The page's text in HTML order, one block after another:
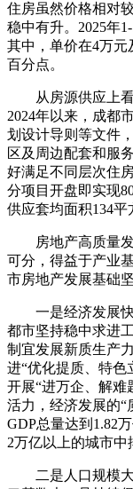
住房虽然价格相对
稳中有升。2025年
其中，单价在4万元
百分点。
从房源供应上看
2024年以来，成都
划设计导则等文件
区及周边配套和服
好满足不同层次住
分项目开盘即实现
供应套均面积134平
房地产高质量发
可分，得益于产业
市房地产发展基础
一是经济发展快
都市坚持稳中求进
制宜发展新质生产
进“优化提质、特色
开展“进万企、解难
活力，经济发展的“
GDP总量达到1.82
2万亿以上的城市中
二是人口规模大